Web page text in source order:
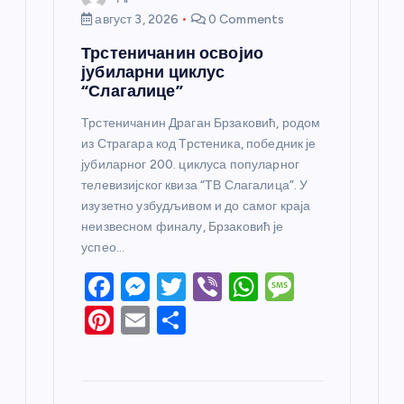
август 3, 2026
0 Comments
Трстеничанин освојио
јубиларни циклус
“Слагалице”
Трстеничанин Драган Брзаковић, родом
из Страгара код Трстеника, победник је
јубиларног 200. циклуса популарног
телевизијског квиза “ТВ Слагалица”. У
изузетно узбудљивом и до самог краја
неизвесном финалу, Брзаковић је
успео…
F
a
c
M
e
ss
T
Vi W
Pi E